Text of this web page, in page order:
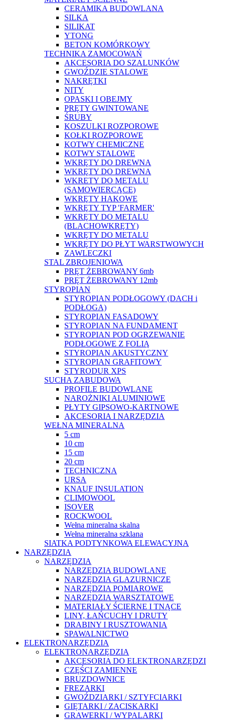
CERAMIKA BUDOWLANA
SILKA
SILIKAT
YTONG
BETON KOMÓRKOWY
TECHNIKA ZAMOCOWAŃ
AKCESORIA DO SZALUNKÓW
GWOŹDZIE STALOWE
NAKRĘTKI
NITY
OPASKI I OBEJMY
PRĘTY GWINTOWANE
ŚRUBY
KOSZULKI ROZPOROWE
KOŁKI ROZPOROWE
KOTWY CHEMICZNE
KOTWY STALOWE
WKRĘTY DO DREWNA
WKRĘTY DO DREWNA
WKRETY DO METALU
(SAMOWIERCĄCE)
WKRĘTY HAKOWE
WKRĘTY TYP 'FARMER'
WKRĘTY DO METALU
(BLACHOWKRĘTY)
WKRĘTY DO METALU
WKRĘTY DO PŁYT WARSTWOWYCH
ZAWLECZKI
STAL ZBROJENIOWA
PRĘT ŻEBROWANY 6mb
PRĘT ŻEBROWANY 12mb
STYROPIAN
STYROPIAN PODŁOGOWY (DACH i
PODŁOGA)
STYROPIAN FASADOWY
STYROPIAN NA FUNDAMENT
STYROPIAN POD OGRZEWANIE
PODŁOGOWE Z FOLIĄ
STYROPIAN AKUSTYCZNY
STYROPIAN GRAFITOWY
STYRODUR XPS
SUCHA ZABUDOWA
PROFILE BUDOWLANE
NAROŻNIKI ALUMINIOWE
PŁYTY GIPSOWO-KARTNOWE
AKCESORIA I NARZĘDZIA
WEŁNA MINERALNA
5 cm
10 cm
15 cm
20 cm
TECHNICZNA
URSA
KNAUF INSULATION
CLIMOWOOL
ISOVER
ROCKWOOL
Wełna mineralna skalna
Wełna mineralna szklana
SIATKA PODTYNKOWA ELEWACYJNA
NARZĘDZIA
NARZĘDZIA
NARZĘDZIA BUDOWLANE
NARZĘDZIA GLAZURNICZE
NARZĘDZIA POMIAROWE
NARZĘDZIA WARSZTATOWE
MATERIAŁY ŚCIERNE I TNĄCE
LINY, ŁAŃCUCHY I DRUTY
DRABINY I RUSZTOWANIA
SPAWALNICTWO
ELEKTRONARZĘDZIA
ELEKTRONARZĘDZIA
AKCESORIA DO ELEKTRONARZĘDZI
CZĘŚCI ZAMIENNE
BRUZDOWNICE
FREZARKI
GWOŹDZIARKI / SZTYFCIARKI
GIĘTARKI / ZACISKARKI
GRAWERKI / WYPALARKI